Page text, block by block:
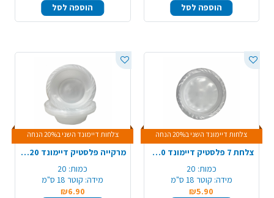
הוספה לסל
הוספה לסל
צלחות דיימונד השני ב20% הנחה
צלחת 7 פלסטיק דיימונד 20 יח' - שקוף
כמות: 20
מידה: קוטר 18 ס"מ
₪5.90
צלחות דיימונד השני ב20% הנחה
מרקייה פלסטיק דיימונד 20 יח' - שקוף
כמות: 20
מידה: קוטר 18 ס"מ
₪6.90